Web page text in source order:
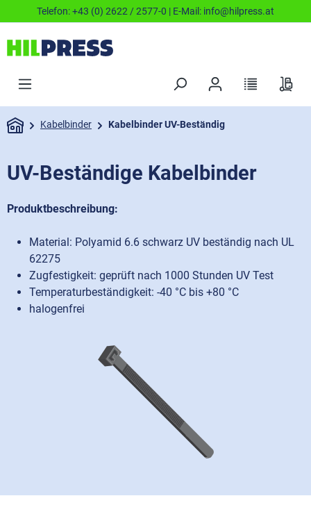
Telefon:+43 (0) 2622 / 2577-0 | E-Mail: info@hilpress.at
Kabelbinder Kabelbinder UV-Beständig
UV-Beständige Kabelbinder
Produktbeschreibung:
Material: Polyamid 6.6 schwarz UV beständig nach UL
62275
Zugfestigkeit: geprüft nach 1000 Stunden UV Test
Temperaturbeständigkeit: -40 °C bis +80 °C
halogenfrei